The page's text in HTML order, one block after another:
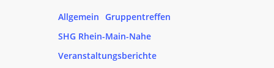
Bericht
vom
Patiententag
Allgemein Gruppentreffen
SHG Rhein-Main-Nahe
Veranstaltungsberichte